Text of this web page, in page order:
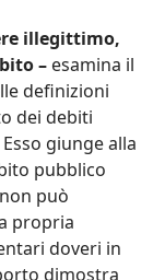
illegittimo,
– esamina il
definizioni
dei debiti
giunge alla
pubblico
può
propria
doveri in
dimostra